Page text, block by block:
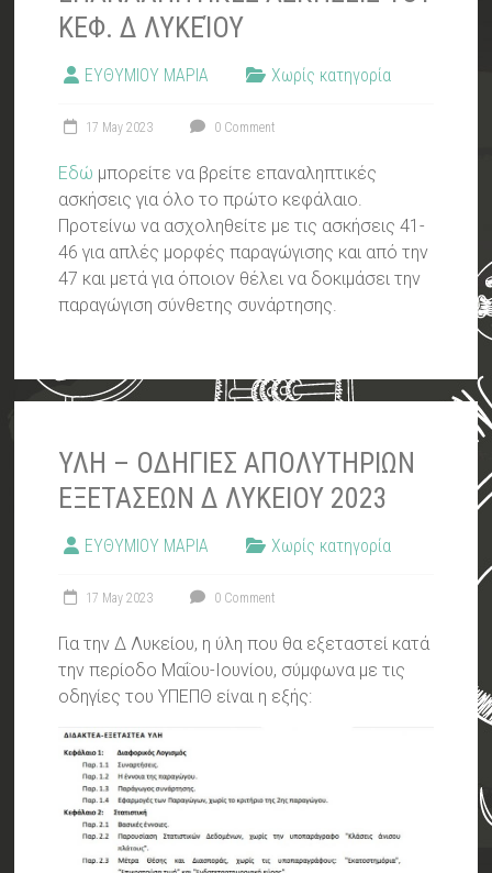
ΚΕΦ. Δ ΛΥΚΕΊΟΥ
ΕΥΘΥΜΙΟΥ ΜΑΡΙΑ Χωρίς κατηγορία
17 May 2023 0 Comment
Εδώ μπορείτε να βρείτε επαναληπτικές
ασκήσεις για όλο το πρώτο κεφάλαιο.
Προτείνω να ασχοληθείτε με τις ασκήσεις 41-
46 για απλές μορφές παραγώγισης και από την
47 και μετά για όποιον θέλει να δοκιμάσει την
παραγώγιση σύνθετης συνάρτησης.
ΥΛΗ – ΟΔΗΓΙΕΣ ΑΠΟΛΥΤΗΡΙΩΝ
ΕΞΕΤΑΣΕΩΝ Δ ΛΥΚΕΙΟΥ 2023
ΕΥΘΥΜΙΟΥ ΜΑΡΙΑ Χωρίς κατηγορία
17 May 2023 0 Comment
Για την Δ Λυκείου, η ύλη που θα εξεταστεί κατά
την περίοδο Μαΐου-Ιουνίου, σύμφωνα με τις
οδηγίες του ΥΠΕΠΘ είναι η εξής: